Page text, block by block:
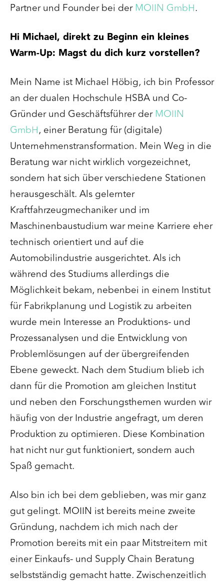
Partner und Founderbei derMOIIN GmbH.
Hi Michael, direkt zu Beginn ein kleines
Warm-Up: Magst du dich kurz vorstellen?
Mein Name ist Michael Höbig, ich bin Professor
an der dualen Hochschule HSBA und Co-
Gründer und Geschäftsführer derMOIIN
GmbH, einer Beratung für (digitale)
Unternehmenstransformation. Mein Weg in die
Beratung war nicht wirklich vorgezeichnet,
sondern hat sich über verschiedene Stationen
herausgeschält. Als gelernter
Kraftfahrzeugmechaniker und im
Maschinenbaustudium war meine Karriere eher
technisch orientiert und auf die
Automobilindustrie ausgerichtet. Als ich
während des Studiums allerdings die
Möglichkeit bekam, nebenbei in einem Institut
für Fabrikplanung und Logistik zu arbeiten
wurde mein Interesse an Produktions- und
Prozessanalysen und die Entwicklung von
Problemlösungen auf der übergreifenden
Ebene geweckt. Nach dem Studium blieb ich
dann für die Promotion am gleichen Institut
und neben den Forschungsthemen wurden wir
häufig von der Industrie angefragt, um deren
Produktion zu optimieren. Diese Kombination
hat nicht nur gut funktioniert, sondern auch
Spaß gemacht.
Also bin ich bei dem geblieben, was mir ganz
gut gelingt. MOIIN ist bereits meine zweite
Gründung, nachdem ich mich nach der
Promotion bereits mit ein paar Mitstreitern mit
einer Einkaufs- und Supply Chain Beratung
selbstständig gemacht hatte. Zwischenzeitlich